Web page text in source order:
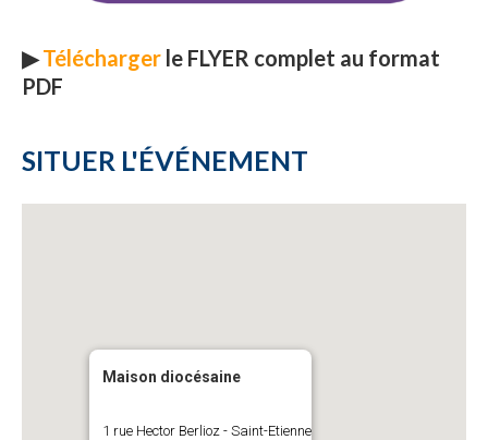
▶Télécharger le FLYER complet au format
PDF
SITUER L'ÉVÉNEMENT
Maison diocésaine
1 rue Hector Berlioz - Saint-Etienne